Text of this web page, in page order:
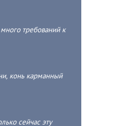
муж за итальянцев,
турков. А эти
заводят себе
на тусе, а дома
требований к
конь карманный
сейчас эту